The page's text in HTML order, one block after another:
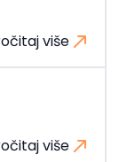
više
više